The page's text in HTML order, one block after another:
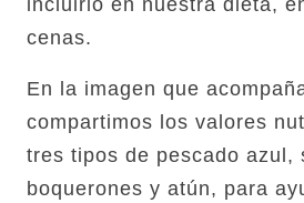
cenas.
En la imagen que
compartimos los valores
tres tipos de pescado azul,
boquerones y atún, para